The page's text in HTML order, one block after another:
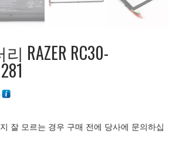
RAZER RC30-
격:
잘 모르는 경우 구매 전에 당사에 문의하십